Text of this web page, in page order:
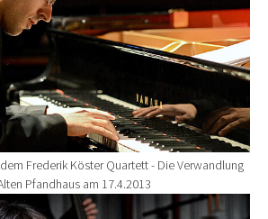
Frederik Köster Quartett - Die Verwandlung
Pfandhaus am 17.4.2013
for: